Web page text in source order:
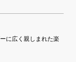
に広く親しまれた楽